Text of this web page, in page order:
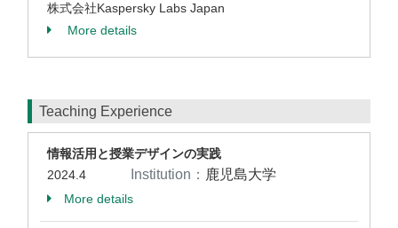
株式会社Kaspersky Labs Japan
More details
Teaching Experience
情報活用と授業デザインの実践
2024.4
Institution： 鹿児島大学
More details